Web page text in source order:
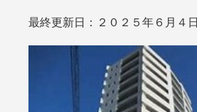
最終更新日：２０２５年６月４日